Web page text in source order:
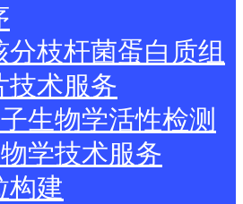
分枝杆菌蛋白质组
技术服务
生物学活性检测
学技术服务
构建